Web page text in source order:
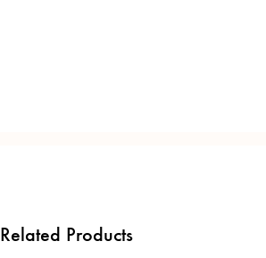
Related Products